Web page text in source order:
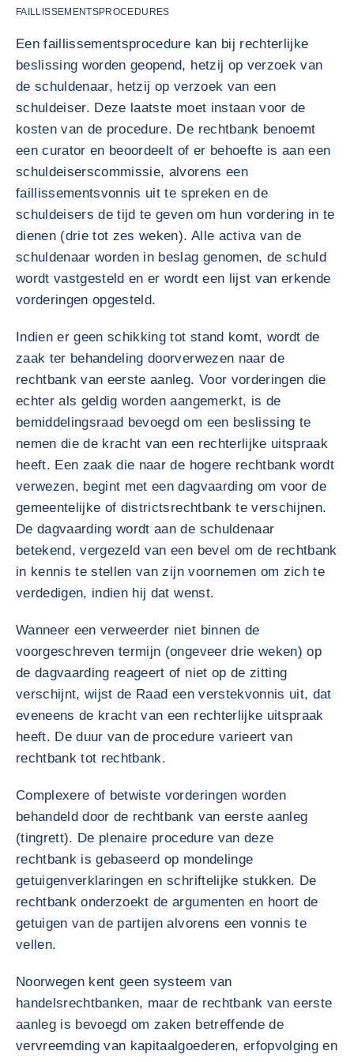
FAILLISSEMENTSPROCEDURES
Een faillissementsprocedure kan bij rechterlijke
beslissing worden geopend, hetzij op verzoek van
de schuldenaar, hetzij op verzoek van een
schuldeiser. Deze laatste moet instaan voor de
kosten van de procedure. De rechtbank benoemt
een curator en beoordeelt of er behoefte is aan een
schuldeiserscommissie, alvorens een
faillissementsvonnis uit te spreken en de
schuldeisers de tijd te geven om hun vordering in te
dienen (drie tot zes weken). Alle activa van de
schuldenaar worden in beslag genomen, de schuld
wordt vastgesteld en er wordt een lijst van erkende
vorderingen opgesteld.
Indien er geen schikking tot stand komt, wordt de
zaak ter behandeling doorverwezen naar de
rechtbank van eerste aanleg. Voor vorderingen die
echter als geldig worden aangemerkt, is de
bemiddelingsraad bevoegd om een beslissing te
nemen die de kracht van een rechterlijke uitspraak
heeft. Een zaak die naar de hogere rechtbank wordt
verwezen, begint met een dagvaarding om voor de
gemeentelijke of districtsrechtbank te verschijnen.
De dagvaarding wordt aan de schuldenaar
betekend, vergezeld van een bevel om de rechtbank
in kennis te stellen van zijn voornemen om zich te
verdedigen, indien hij dat wenst.
Wanneer een verweerder niet binnen de
voorgeschreven termijn (ongeveer drie weken) op
de dagvaarding reageert of niet op de zitting
verschijnt, wijst de Raad een verstekvonnis uit, dat
eveneens de kracht van een rechterlijke uitspraak
heeft. De duur van de procedure varieert van
rechtbank tot rechtbank.
Complexere of betwiste vorderingen worden
behandeld door de rechtbank van eerste aanleg
(tingrett). De plenaire procedure van deze
rechtbank is gebaseerd op mondelinge
getuigenverklaringen en schriftelijke stukken. De
rechtbank onderzoekt de argumenten en hoort de
getuigen van de partijen alvorens een vonnis te
vellen.
Noorwegen kent geen systeem van
handelsrechtbanken, maar de rechtbank van eerste
aanleg is bevoegd om zaken betreffende de
vervreemding van kapitaalgoederen, erfopvolging en